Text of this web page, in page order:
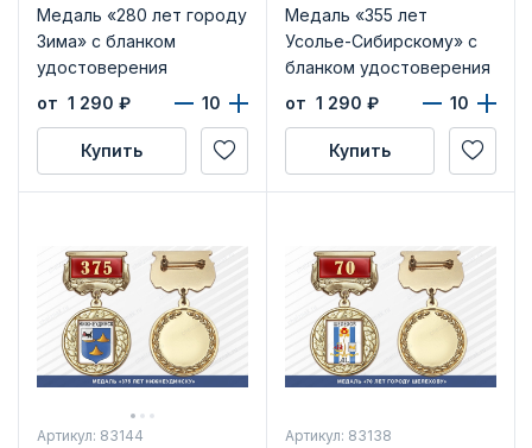
Медаль «280 лет городу
Зима» с бланком
удостоверения
от 1 290 ₽
Купить
Медаль «355 лет
Усолье-Сибирскому» с
бланком удостоверения
от 1 290 ₽
Купить
Артикул: 83144 Артикул: 83138